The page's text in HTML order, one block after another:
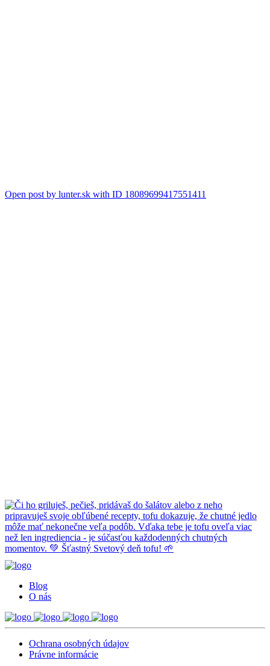
Open post by lunter.sk with ID 18089699417551411
Blog
O nás
Ochrana osobných údajov
Právne informácie